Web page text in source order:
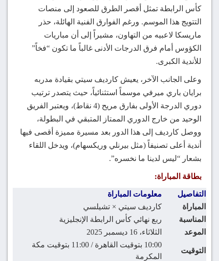
كأس الرابطة تمثل أقصر الطرق للصعود إلى منصات
التتويج هذا الموسم. ورغم الفوارق الفنية الهائلة، حذر
ماريسكا لاعبيه من التهاون، مشيراً إلى أن مباريات
الكؤوس أمام فرق الدرجات الأدنى غالباً ما تكون “فخاً”
للأندية الكبرى.
وعلى الجانب الآخر، يعيش كارديف سيتي بقيادة مدربه
برايان باري ميرفي موسماً استثنائياً، حيث يتصدر ترتيب
دوري الدرجة الأولى بفارق مريح (4 نقاط)، ويعتبر الفريق
الوحيد من خارج الدوري الممتاز المتبقي في البطولة،
ووصل كارديف إلى هذا الدور بعد مسيرة مميزة أقصى فيها
أندية أعلى تصنيفاً (مثل بيرنلي وريكسهام)، ويدخل اللقاء
بشعار “ليس لدينا ما نخسره”.
بطاقة المباراة:
التفاصيل
معلومات المباراة
المباراة
كارديف سيتي × تشيلسي
المناسبة
ربع نهائي كأس الرابطة الإنجليزية
الموعد
الثلاثاء، 16 ديسمبر 2025
التوقيت
10:00 بتوقيت القاهرة / 11:00 بتوقيت مكة
المكرمة